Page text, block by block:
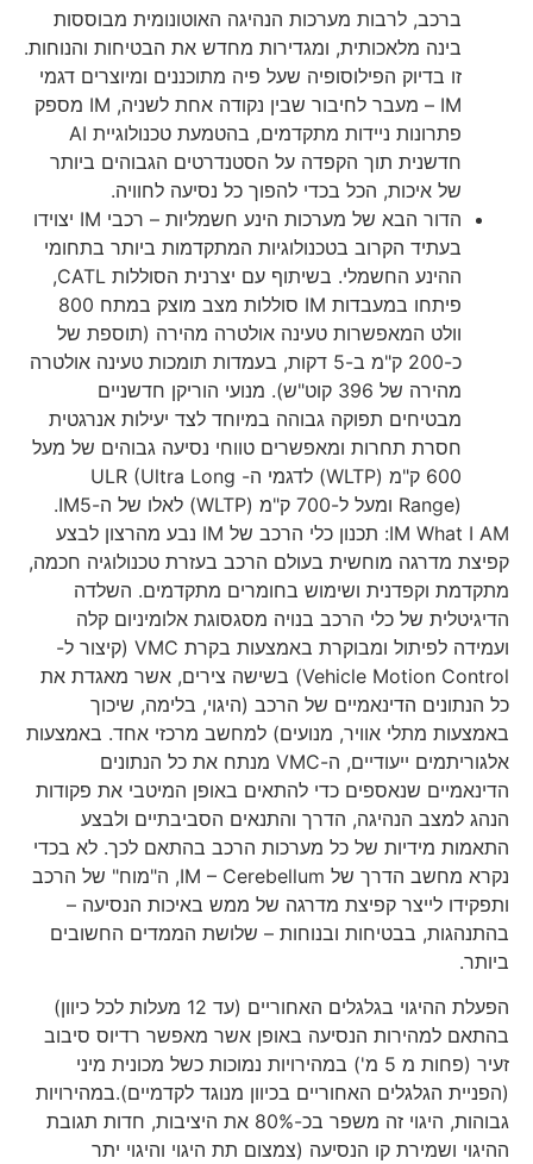
ברכב, לרבות מערכות הנהיגה האוטונומית מבוססות
בינה מלאכותית, ומגדירות מחדש את הבטיחות והנוחות.
זו בדיוק הפילוסופיה שעל פיה מתוכננים ומיוצרים דגמי
IM – מעבר לחיבור שבין נקודה אחת לשניה, IM מספק
פתרונות ניידות מתקדמים, בהטמעת טכנולוגיית AI
חדשנית תוך הקפדה על הסטנדרטים הגבוהים ביותר
של איכות, הכל בכדי להפוך כל נסיעה לחוויה.
הדור הבא של מערכות הינע חשמליות – רכבי IM יצוידו
בעתיד הקרוב בטכנולוגיות המתקדמות ביותר בתחומי
ההינע החשמלי. בשיתוף עם יצרנית הסוללות CATL,
פיתחו במעבדות IM סוללות מצב מוצק במתח 800
וולט המאפשרות טעינה אולטרה מהירה (תוספת של
כ-200 ק"מ ב-5 דקות, בעמדות תומכות טעינה אולטרה
מהירה של 396 קוט"ש). מנועי הוריקן חדשניים
מבטיחים תפוקה גבוהה במיוחד לצד יעילות אנרגטית
חסרת תחרות ומאפשרים טווחי נסיעה גבוהים של מעל
600 ק"מ (WLTP) לדגמי ה- ULR (Ultra Long
Range) ומעל ל-700 ק"מ (WLTP) לאלו של ה-IM5.
IM What I AM: תכנון כלי הרכב של IM נבע מהרצון לבצע
קפיצת מדרגה מוחשית בעולם הרכב בעזרת טכנולוגיה חכמה,
מתקדמת וקפדנית ושימוש בחומרים מתקדמים. השלדה
הדיגיטלית של כלי הרכב בנויה מסגסוגת אלומיניום קלה
ועמידה לפיתול ומבוקרת באמצעות בקרת VMC (קיצור ל-
Vehicle Motion Control) בשישה צירים, אשר מאגדת את
כל הנתונים הדינאמיים של הרכב (היגוי, בלימה, שיכוך
באמצעות מתלי אוויר, מנועים) למחשב מרכזי אחד. באמצעות
אלגוריתמים ייעודיים, ה-VMC מנתח את כל הנתונים
הדינאמיים שנאספים כדי להתאים באופן המיטבי את פקודות
הנהג למצב הנהיגה, הדרך והתנאים הסביבתיים ולבצע
התאמות מידיות של כל מערכות הרכב בהתאם לכך. לא בכדי
נקרא מחשב הדרך של IM – Cerebellum, ה"מוח" של הרכב
ותפקידו לייצר קפיצת מדרגה של ממש באיכות הנסיעה –
בהתנהגות, בבטיחות ובנוחות – שלושת הממדים החשובים
ביותר.
הפעלת ההיגוי בגלגלים האחוריים (עד 12 מעלות לכל כיוון)
בהתאם למהירות הנסיעה באופן אשר מאפשר רדיוס סיבוב
זעיר (פחות מ 5 מ') במהירויות נמוכות כשל מכונית מיני
(הפניית הגלגלים האחוריים בכיוון מנוגד לקדמיים).במהירויות
גבוהות, היגוי זה משפר בכ-80% את היציבות, חדות תגובת
ההיגוי ושמירת קו הנסיעה (צמצום תת היגוי והיגוי יתר